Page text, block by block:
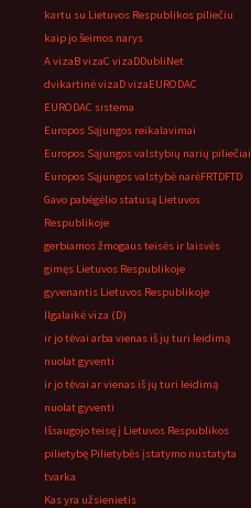
kartu su Lietuvos Respublikos piliečiu
kaip jo šeimos narys
A vizaB vizaC vizaDDubliNet
dvikartinė vizaD vizaEURODAC
EURODAC sistema
Europos Sąjungos reikalavimai
Europos Sąjungos valstybių narių piliečiai
Europos Sąjungos valstybė narėFRTDFTD
Gavo pabėgėlio statusą Lietuvos
Respublikoje
gerbiamos žmogaus teisės ir laisvės
gimęs Lietuvos Respublikoje
gyvenantis Lietuvos Respublikoje
Ilgalaikė viza (D)
ir jo tėvai arba vienas iš jų turi leidimą
nuolat gyventi
ir jo tėvai ar vienas iš jų turi leidimą
nuolat gyventi
Išsaugojo teisę į Lietuvos Respublikos
pilietybę Pilietybės įstatymo nustatyta
tvarka
Kas yra užsienietis